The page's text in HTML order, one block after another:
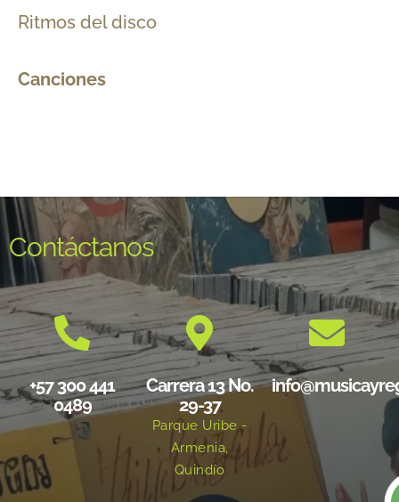
Ritmos del disco
Canciones
Contáctanos
+57 300 441
0489
Carrera 13 No.
29-37
Parque Uribe -
Armenia,
Quindío